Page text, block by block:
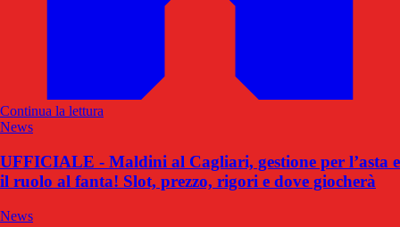
Continua la lettura
News
UFFICIALE - Maldini al Cagliari, gestione per l’asta e
il ruolo al fanta! Slot, prezzo, rigori e dove giocherà
News